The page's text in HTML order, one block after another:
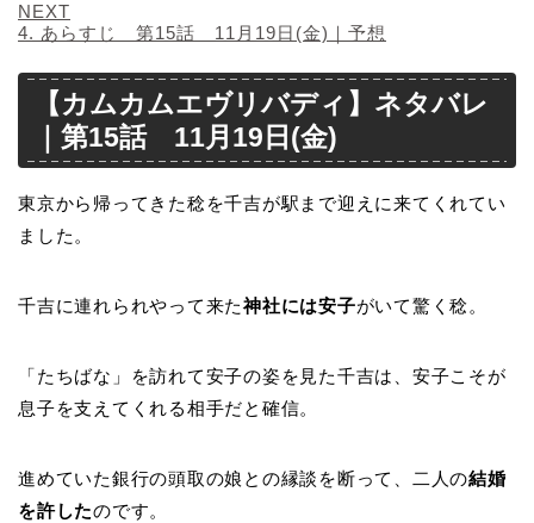
NEXT
4. あらすじ 第15話 11月19日(金)｜予想
【カムカムエヴリバディ】ネタバレ
｜第15話 11月19日(金)
東京から帰ってきた稔を千吉が駅まで迎えに来てくれてい
ました。
千吉に連れられやって来た神社には安子がいて驚く稔。
「たちばな」を訪れて安子の姿を見た千吉は、安子こそが
息子を支えてくれる相手だと確信。
進めていた銀行の頭取の娘との縁談を断って、二人の結婚
を許したのです。